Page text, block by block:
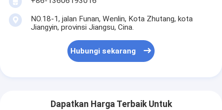
NO.18-1, jalan Funan, Wenlin, Kota Zhutang, kota
Jiangyin, provinsi Jiangsu, Cina.
Hubungi sekarang
Dapatkan Harga Terbaik Untuk